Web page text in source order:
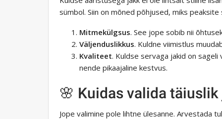
sümbol. Siin on mõned põhjused, miks
Mitmekülgsus. See jope sobib nii
Väljenduslikkus. Kuldne viimistlus
Kvaliteet. Kuldse servaga jakid on
nende pikaajaline kestvus.
🌸 Kuidas valida täiuslik
Jope valimine pole lihtne ülesanne.